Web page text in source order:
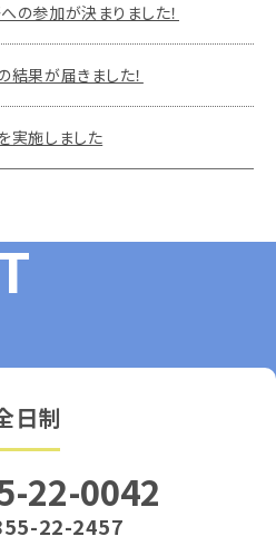
参加が決まりました！
果が届きました！
実施しました
日制
22-0042
22-2457